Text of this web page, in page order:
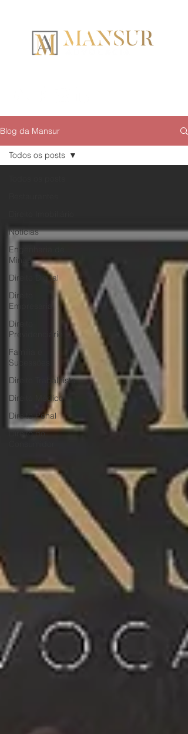
Blog da Mansur
Notícias
Engenharia de
Minas
Direito Digital
Direito
Empresarial
Direito
Previdenciário
Família e
Sucessões
Direito Trabalhista
Direito Médico
Direito Penal
Direito do
Todos os posts